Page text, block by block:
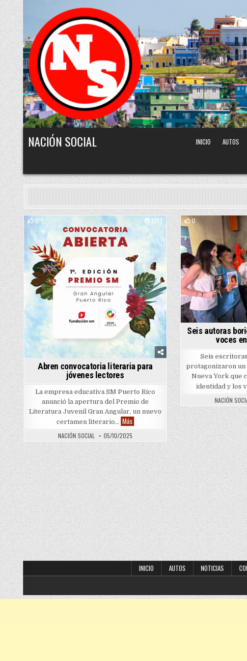
Skip to content
NACIÓN SOCIAL INICIO AUTOS
0 1392
Posted in
Abren convocatoria literaria para
jóvenes lectores
La empresa educativa SM Puerto Rico
anunció la apertura del Premio de
Literatura Juvenil Gran Angular, un nuevo
certamen literario… MásAbren convocatoria literaria para jóvenes
NACIÓN SOCIAL 05/10/2025
0
Seis autoras
voces
Seis
protagonizaron
Nueva York que
identidad y los
NACIÓN
INICIO AUTOS NOTICIAS